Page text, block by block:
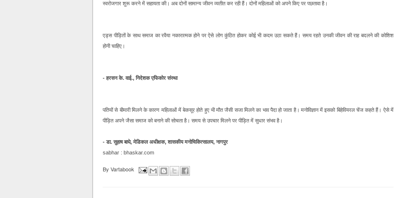
स्वरोजगार शुरू करने में सहायता की। अब दोनों सामान्य जीवन व्यतीत कर रही हैं। दोनों महिलाओं को अपने किए पर पछतावा है।
एड्स पीड़ितों के साथ समाज का रवैया नकारात्मक होने पर ऐसे लोग कुंठित होकर कोई भी कदम उठा सकते हैं। समय रहते उनकी जीवन की राह बदलने की कोशिश
होनी चाहिए।
- हरसन के. वाई., निदेशक एफिकोर संस्था
पतियों से बीमारी मिलने के कारण महिलाओं में बेकसूर होते हुए भी मौत जैसी सजा मिलने का भाव पैदा हो जाता है। मनोविज्ञान में इसको बिहेवियरल चेंज कहते हैं। ऐसे में
पीड़ित अपने जैसा समाज को बनाने की सोचता है। समय से उपचार मिलने पर पीड़ित में सुधार संभव है।
- डा. सुहाष बाघे, मेडिकल अधीक्षक, शासकीय मनोचिकित्सालय, नागपुर
sabhar : bhaskar.com
By Vartabook